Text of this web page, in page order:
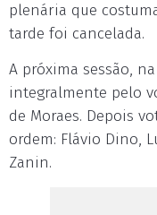
plenária que
tarde foi cancelada.
A próxima sessão,
integralmente pelo
de Moraes. Depois
ordem: Flávio Dino,
Zanin.